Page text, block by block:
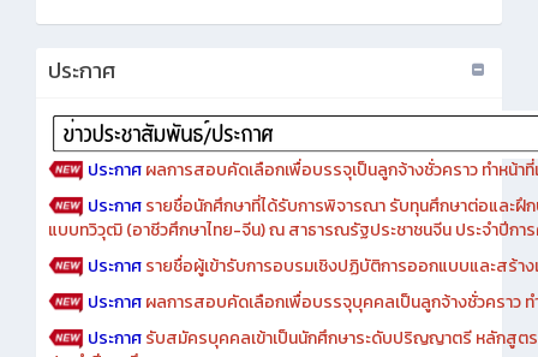
7615213
ประกาศผลการสอบคัดเลือกเพื่อบรรจุเป็นลูกจ้างชั่วคราว ทำหน้าที่
ประกาศ รายชื่อนักศึกษาที่ได้รับการพิจารณา รับทุนศึกษาต่อและฝึ
แบบทวิวุฒิ (อาชีวศึกษาไทย-จีน) ณ สาธารณรัฐประชาชนจีน ประจำปีก
ประกาศรายชื่อผู้เข้ารับการอบรมเชิงปฏิบัติการออกแบบและสร้า
ประกาศผลการสอบคัดเลือกเพื่อบรรจุบุคคลเป็นลูกจ้างชั่วคราว ท